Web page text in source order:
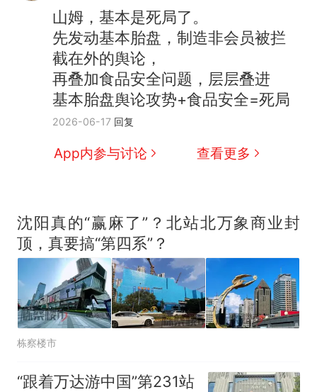
山姆，基本是死局了。
先发动基本胎盘，制造非会员被拦
截在外的舆论，
再叠加食品安全问题，层层叠进
基本胎盘舆论攻势+食品安全=死局
2026-06-17 回复
App内参与讨论 查看更多
沈阳真的“赢麻了”？北站北万象商业封
顶，真要搞“第四系”？
栋察楼市
“跟着万达游中国”第231站